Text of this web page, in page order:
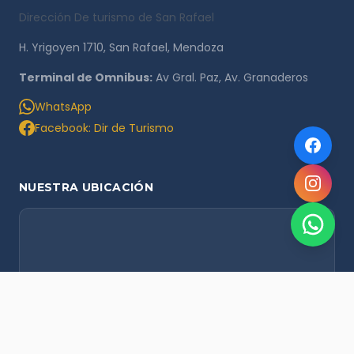
Dirección De turismo de San Rafael
H. Yrigoyen 1710, San Rafael, Mendoza
Terminal de Omnibus: Av Gral. Paz, Av. Granaderos
WhatsApp
Facebook: Dir de Turismo
NUESTRA UBICACIÓN